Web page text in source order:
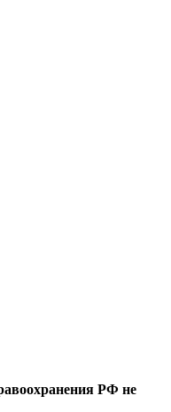
РФ не